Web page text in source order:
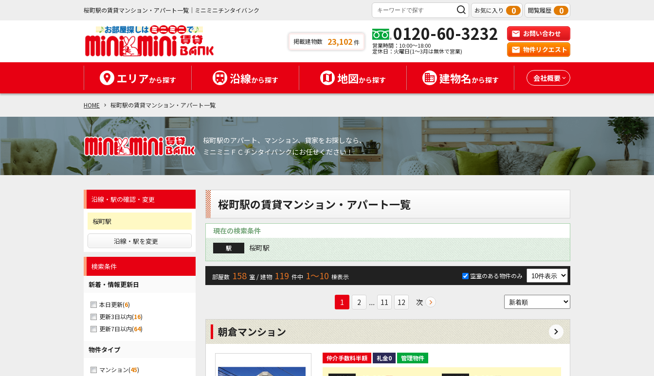
桜町駅の賃貸マンション・アパート一覧｜ミニミニチンタイバンク お気に入り 0 閲覧履歴 0
掲載建物数 23,102件 0120-60-3232
営業時間：10:00～18:00
定休日：火曜日(1～3月は無休で営業)
お問い合わせ
物件リクエスト
エリアから探す 沿線から探す 地図から探す 建物名から探す 会社概要
HOME 桜町駅の賃貸マンション・アパート一覧
桜町駅のアパート、マンション、貸家をお探しなら、
ミニミニＦＣチンタイバンクにお任せください！
沿線・駅の確認・変更
桜町駅
沿線・駅を変更
検索条件
新着・情報更新日
本日更新(6)
更新3日以内(16)
更新7日以内(64)
物件タイプ
マンション(45)
桜町駅の賃貸マンション・アパート一覧
現在の検索条件
駅 桜町駅
部屋数 158 室 / 建物 119 件中 1〜10 棟表示 空室のある物件のみ
1 2 ... 11 12 次
朝倉マンション
仲介手数料半額 礼金0 管理物件